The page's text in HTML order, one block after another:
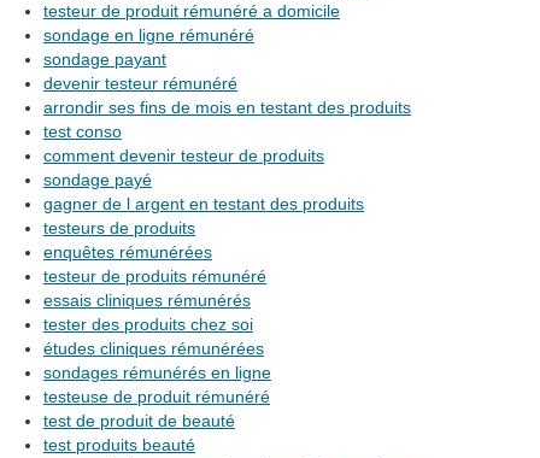
testeur de produit rémunéré a domicile
sondage en ligne rémunéré
sondage payant
devenir testeur rémunéré
arrondir ses fins de mois en testant des produits
test conso
comment devenir testeur de produits
sondage payé
gagner de l argent en testant des produits
testeurs de produits
enquêtes rémunérées
testeur de produits rémunéré
essais cliniques rémunérés
tester des produits chez soi
études cliniques rémunérées
sondages rémunérés en ligne
testeuse de produit rémunéré
test de produit de beauté
test produits beauté